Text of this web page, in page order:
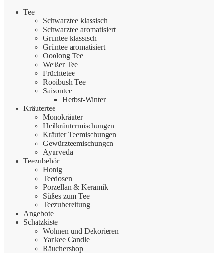
Tee
Schwarztee klassisch
Schwarztee aromatisiert
Grüntee klassisch
Grüntee aromatisiert
Ooolong Tee
Weißer Tee
Früchtetee
Rooibush Tee
Saisontee
Herbst-Winter
Kräutertee
Monokräuter
Heilkräutermischungen
Kräuter Teemischungen
Gewürzteemischungen
Ayurveda
Teezubehör
Honig
Teedosen
Porzellan & Keramik
Süßes zum Tee
Teezubereitung
Angebote
Schatzkiste
Wohnen und Dekorieren
Yankee Candle
Räuchershop